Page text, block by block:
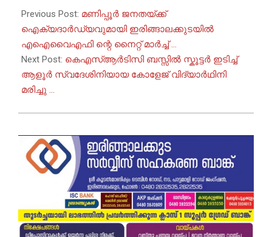
07-
13
Previous Post: മണിപ്പൂർ ജനതയ്ക്ക്
ഐക്യദാർഡ്യവുമായി ഇരിങ്ങാലക്കുടയിൽ
എഐവൈഎഫി ന്റെ നൈറ്റ് മാർച്ച് …
Next Post: കെഎസ്ആർടിസി ബസ്സിൽ സ്കൂട്ടർ ഇടിച്ച്
ആളൂർ സ്വദേശിനിയായ കോളേജ് വിദ്യാർഥിനി
മരിച്ചു …